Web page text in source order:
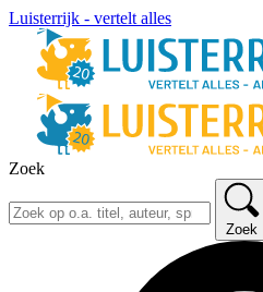
Luisterrijk - vertelt alles
Zoek
Zoek